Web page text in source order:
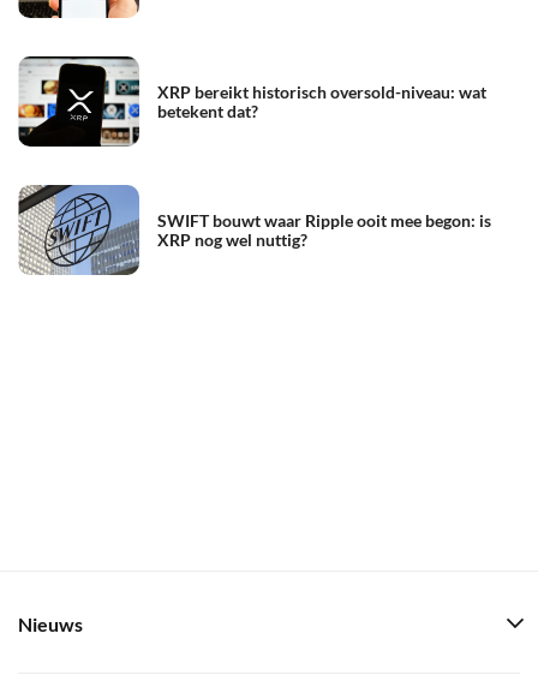
XRP bereikt historisch oversold-niveau: wat
betekent dat?
SWIFT bouwt waar Ripple ooit mee begon: is
XRP nog wel nuttig?
Nieuws